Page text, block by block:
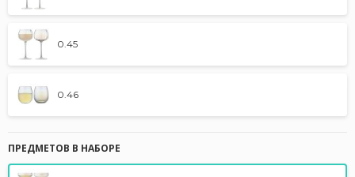
0.45
0.46
ПРЕДМЕТОВ В НАБОРЕ